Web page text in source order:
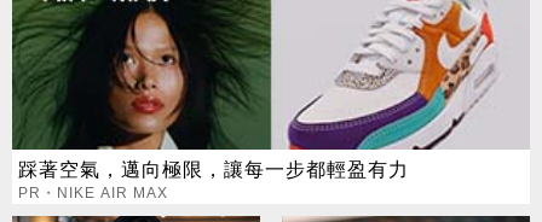
踩著空氣，邁向極限，讓每一步都輕盈有力
PR・NIKE AIR MAX